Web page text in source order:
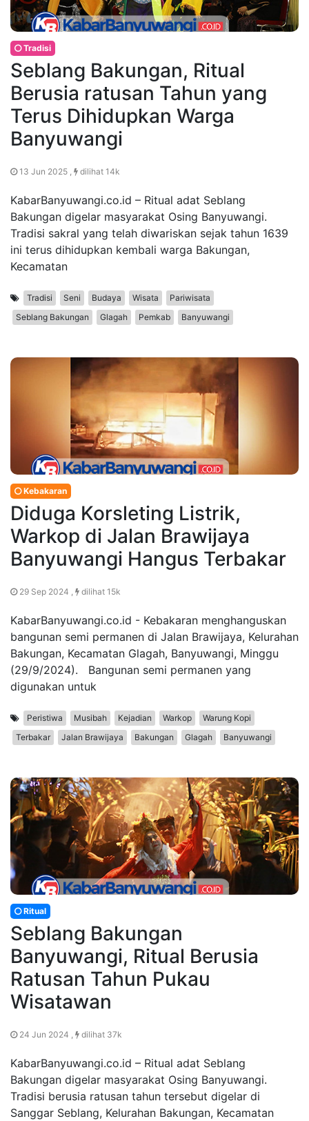
Tradisi
Seblang Bakungan, Ritual
Berusia ratusan Tahun yang
Terus Dihidupkan Warga
Banyuwangi
13 Jun 2025 , dilihat 14k
KabarBanyuwangi.co.id – Ritual adat Seblang
Bakungan digelar masyarakat Osing Banyuwangi.
Tradisi sakral yang telah diwariskan sejak tahun 1639
ini terus dihidupkan kembali warga Bakungan,
Kecamatan
Tradisi Seni Budaya Wisata
Pariwisata
Seblang Bakungan
Glagah Pemkab Banyuwangi
Kebakaran
Diduga Korsleting Listrik,
Warkop di Jalan Brawijaya
Banyuwangi Hangus Terbakar
29 Sep 2024 , dilihat 15k
KabarBanyuwangi.co.id - Kebakaran menghanguskan
bangunan semi permanen di Jalan Brawijaya, Kelurahan
Bakungan, Kecamatan Glagah, Banyuwangi, Minggu
(29/9/2024). Bangunan semi permanen yang
digunakan untuk
Peristiwa Musibah Kejadian Warkop
Warung Kopi
Terbakar
Jalan Brawijaya Bakungan Glagah Banyuwangi
Ritual
Seblang Bakungan
Banyuwangi, Ritual Berusia
Ratusan Tahun Pukau
Wisatawan
24 Jun 2024 , dilihat 37k
KabarBanyuwangi.co.id – Ritual adat Seblang
Bakungan digelar masyarakat Osing Banyuwangi.
Tradisi berusia ratusan tahun tersebut digelar di
Sanggar Seblang, Kelurahan Bakungan, Kecamatan